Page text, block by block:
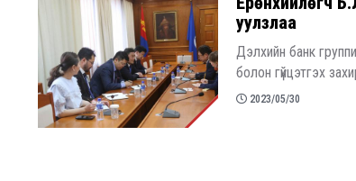
уулзлаа
Дэлхийн банк
болон гүйцэтгэх
2023/05/30